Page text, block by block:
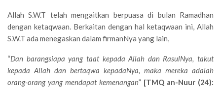
Allah S.W.T telah mengaitkan berpuasa di bulan Ramadhan
dengan ketaqwaan. Berkaitan dengan hal ketaqwaan ini, Allah
S.W.T ada menegaskan dalam firmanNya yang lain,
“Dan barangsiapa yang taat kepada Allah dan RasulNya, takut
kepada Allah dan bertaqwa kepadaNya, maka mereka adalah
orang-orang yang mendapat kemenangan” [TMQ an-Nuur (24):